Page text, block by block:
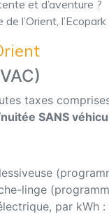
et d’aventure ?
de l’Orient,
taxes
SANS
linge
par kWh :